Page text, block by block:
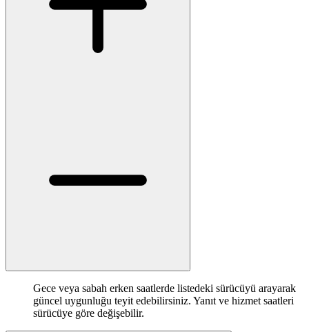
Gece veya sabah erken saatlerde listedeki sürücüyü arayarak
güncel uygunluğu teyit edebilirsiniz. Yanıt ve hizmet saatleri
sürücüye göre değişebilir.